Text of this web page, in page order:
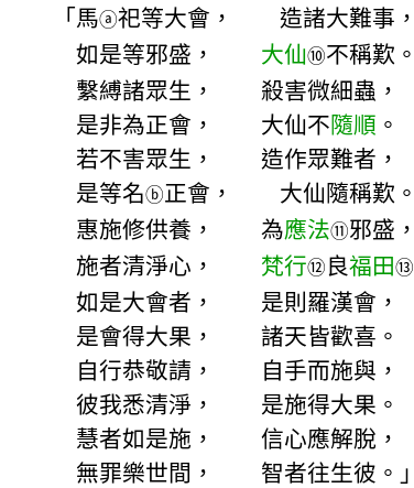
「馬ⓐ祀等大會， 造諸大難事，
如是等邪盛， 大仙⑩不稱歎。
繫縛諸眾生， 殺害微細蟲，
是非為正會， 大仙不隨順 。
若不害眾生， 造作眾難者，
是等名ⓑ正會， 大仙隨稱歎。
惠施修供養， 為應法⑪邪盛，
施者清淨心， 梵行⑫ 良福田⑬
如是大會者， 是則羅漢會，
是會得大果， 諸天皆歡喜。
自行恭敬請， 自手而施與，
彼我悉清淨， 是施得大果。
慧者如是施， 信心應解脫，
無罪樂世間， 智者往生彼。」